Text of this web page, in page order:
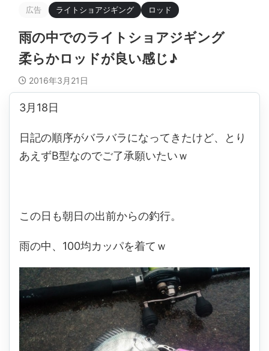
広告 ライトショアジギング ロッド
雨の中でのライトショアジギング
柔らかロッドが良い感じ♪
2016年3月21日
3月18日
日記の順序がバラバラになってきたけど、とり
あえずB型なのでご了承願いたいｗ
この日も朝日の出前からの釣行。
雨の中、100均カッパを着てｗ